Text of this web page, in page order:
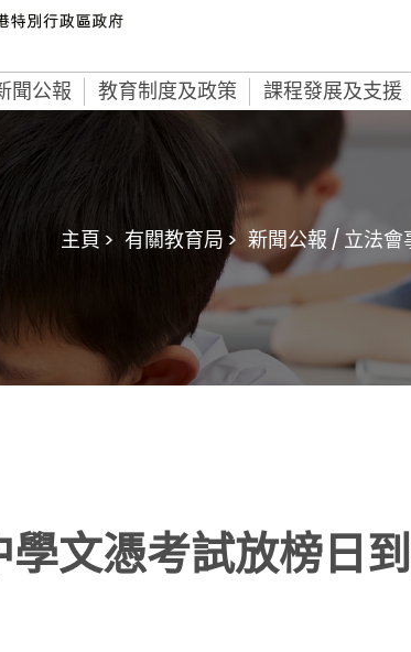
聞公報 教育制度及政策 課程發展及支援
主頁 > 有關教育局 > 新聞公報 / 立法會
學文憑考試放榜日